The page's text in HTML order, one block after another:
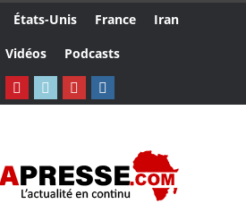
États-Unis France
Iran
Vidéos Podcasts